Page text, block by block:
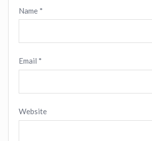
Name *
Email *
Website